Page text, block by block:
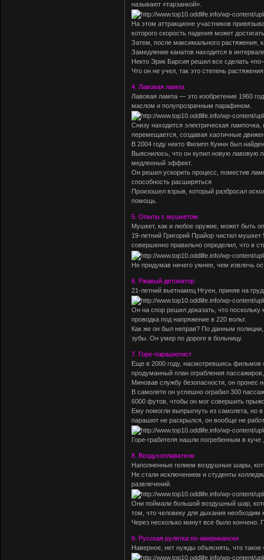
называют «тарзанкой».
На этом аттракционе участников
которого скорость падения может
Затем, после максимального растяжения,
Замедление канатов находится в
Некто Эрик Барсия решил все сделать
Что он не учел, так это степень
4. Лавовая лампа
Лавовая лампа — это изобретение 1960
маслом и полупрозрачным парафином.
Снизу находится электрическая
перемещается, создавая хаотичные
В 2004 году некто Филипп Куинн был
Выяснилось, что он купил новую лавовую
медленный эффект.
Он решил ускорить процесс, поместив
способность расширяться
Произошел взрыв, который разбросал
помощь.
5. Опыты с мушкетом
Мушкет, как и любое оружие, может быть
19-летний Григорий Прайор чистил мушкет
совершенно правильно определил, что в
Не придумав ничего умнее, чем извлечь
6. Ржавый детонатор
21-летний вьетнамец Нгуен, приняв на
Он на спор решил доказать, что
проводка под напряжение в 220 вольт.
Как же он был неправ? По данным
зубы. Он умер по дороге в больницу.
7. Горе-парашютист
Еще в 2000 году, насмотревшись фильмов
продуманный план ограбления
Миновав службу безопасности, он пронес
В самолете он успешно ограбил 300
6000 футов, чтобы он мог совершить
Ему помогли выпрыгнуть из самолета, но
парашют не раскрылся, он вообще не
Горе-грабителя нашли погребенным в куче
8. Воздухоплаватели
Наполненные гелием воздушные шары,
Не стали исключением и студенты
развлечений.
Они поймали большой воздушный шар,
том, что человеку для дыхания необходим
Через несколько минут все было
9. Русская рулетка по-американски
Наверное, нет нужды объяснять, что такое